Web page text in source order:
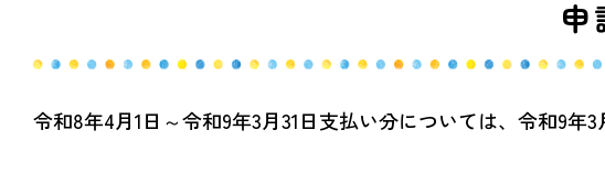
申
令和8年4月1日～令和9年3月31日支払い分については、令和9年3